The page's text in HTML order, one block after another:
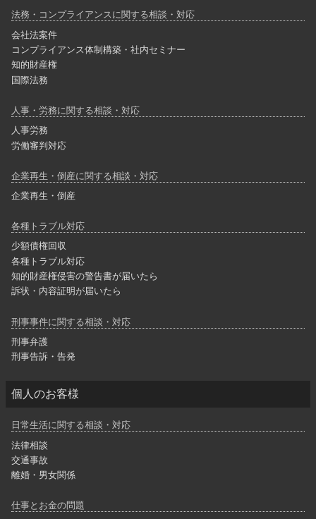
法務・コンプライアンスに関する相談・対応
会社法案件
コンプライアンス体制構築・社内セミナー
知的財産権
国際法務
人事・労務に関する相談・対応
人事労務
労働審判対応
企業再生・倒産に関する相談・対応
企業再生・倒産
各種トラブル対応
少額債権回収
各種トラブル対応
知的財産権侵害の警告書が届いたら
訴状・内容証明が届いたら
刑事事件に関する相談・対応
刑事弁護
刑事告訴・告発
個人のお客様
日常生活に関する相談・対応
法律相談
交通事故
離婚・男女関係
仕事とお金の問題